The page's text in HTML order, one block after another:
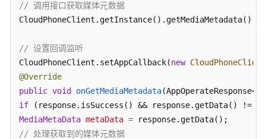
口
本
功
能
模
块
视
// 调用接口获取媒体元数据
CloudPhoneClient.getInstance().getMediaMetadata();
// 设置回调监听
CloudPhoneClient.setAppCallback(new CloudPhoneClient
@Override
public void onGetMediaMetadata
if (response.isSuccess() && response.getData() !=
MediaMetaData metaData =
// 处理获取到的媒体元数据